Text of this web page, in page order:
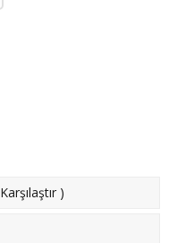
Karşılaştır )